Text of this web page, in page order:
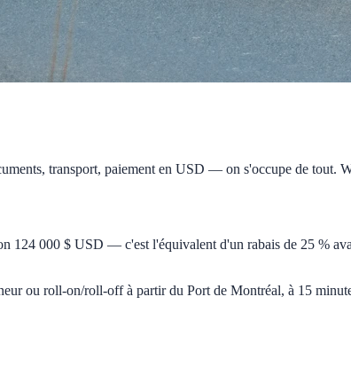
transport, paiement en USD — on s'occupe de tout.
000 $ USD — c'est l'équivalent d'un rabais de 25 %
ou roll-on/roll-off à partir du Port de Montréal, à 15